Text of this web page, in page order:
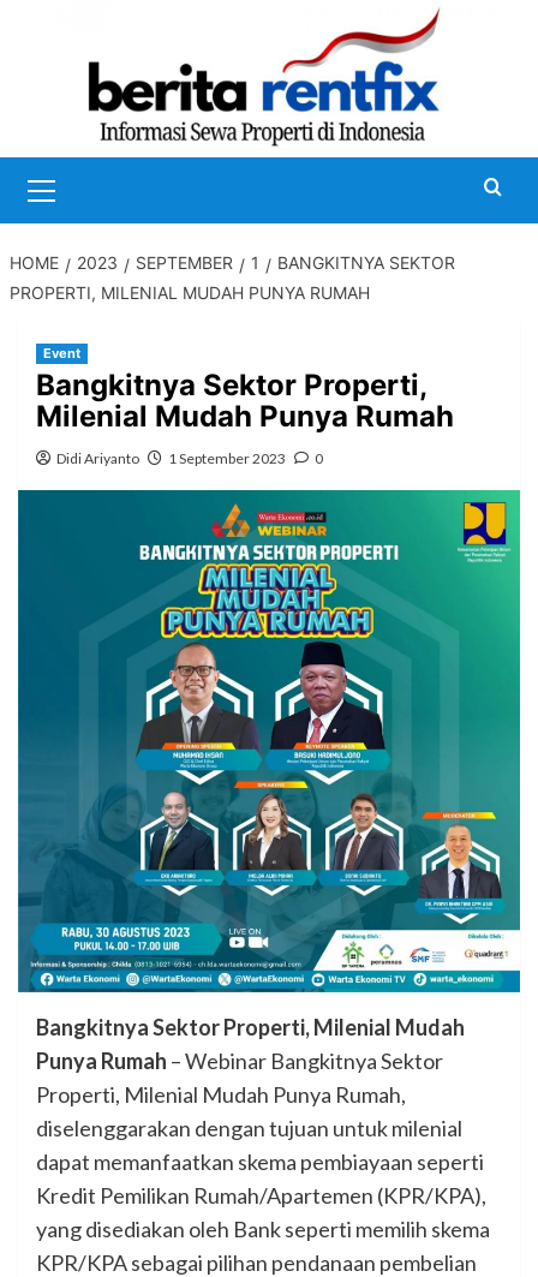
Menu
HOME 2023 SEPTEMBER 1
BANGKITNYA SEKTOR
PROPERTI, MILENIAL MUDAH PUNYA RUMAH
Event
Bangkitnya Sektor Properti,
Milenial Mudah Punya Rumah
Didi Ariyanto 1 September 2023 0
Bangkitnya Sektor Properti, Milenial Mudah
Punya Rumah – Webinar Bangkitnya Sektor
Properti, Milenial Mudah Punya Rumah,
diselenggarakan dengan tujuan untuk milenial
dapat memanfaatkan skema pembiayaan seperti
Kredit Pemilikan Rumah/Apartemen (KPR/KPA),
yang disediakan oleh Bank seperti memilih skema
KPR/KPA sebagai pilihan pendanaan pembelian